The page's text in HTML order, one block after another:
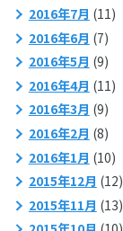
2016年7月 (11)
2016年6月 (7)
2016年5月 (9)
2016年4月 (11)
2016年3月 (9)
2016年2月 (8)
2016年1月 (10)
2015年12月 (12)
2015年11月 (13)